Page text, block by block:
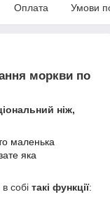
Оплата Умови
моркви по
ніж,
маленька
яка
собі такі функції: